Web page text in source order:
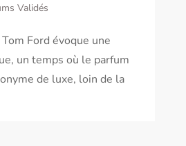
Validés
Ford évoque une
un temps où le parfum
de luxe, loin de la